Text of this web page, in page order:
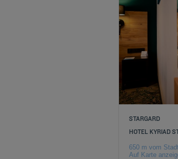
STARGARD
HOTEL KYRIAD
650 m vom
Auf Karte